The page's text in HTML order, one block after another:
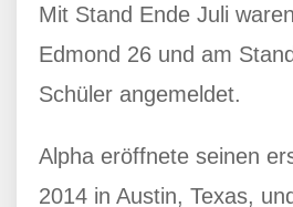
Mit Stand Ende Juli
Edmond 26 und am
Schüler angemeldet.
Alpha eröffnete seinen
2014 in Austin, Texas,